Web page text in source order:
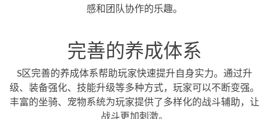
感和团队协作的乐趣。
完善的养成体系
S区完善的养成体系帮助玩家快速提升自身实力。通过升
级、装备强化、技能升级等多种方式，玩家可以不断变强。
丰富的坐骑、宠物系统为玩家提供了多样化的战斗辅助，让
战斗更加刺激。